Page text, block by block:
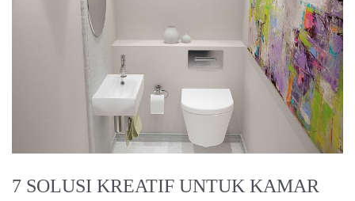
7 SOLUSI KREATIF UNTUK KAMAR